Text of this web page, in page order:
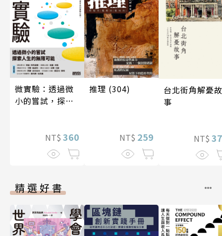
微實驗：透過微
小的嘗試，探索
NT$ 360
推理 (304)
NT$ 259
台北街角解憂故
事
NT$
精選好書